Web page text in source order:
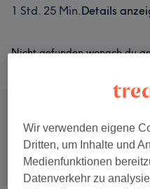
1 Std. 25 Min.Details
Nicht gefunden wonach du
Alle
Wir verwenden eigene
Dritten, um Inhalte und
Medienfunktionen
Datenverkehr zu